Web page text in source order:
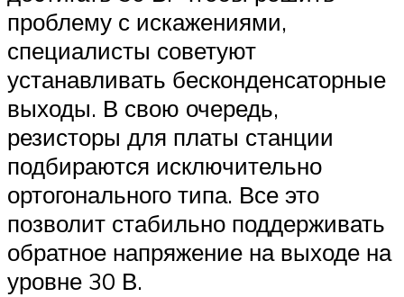
проблему с искажениями,
специалисты советуют
устанавливать бесконденсаторные
выходы. В свою очередь,
резисторы для платы станции
подбираются исключительно
ортогонального типа. Все это
позволит стабильно поддерживать
обратное напряжение на выходе на
уровне 30 В.